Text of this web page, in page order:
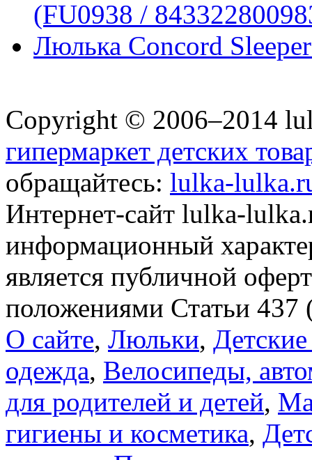
(FU0938 /
Люлька Concord
Copyright © 2006–2014
гипермаркет детских
обращайтесь: lulka-
Интернет-сайт lulka-
информационный
является публичной
положениями Статьи
О сайте, Люльки,
одежда, Велосипеды,
для родителей и детей,
гигиены и косметика,